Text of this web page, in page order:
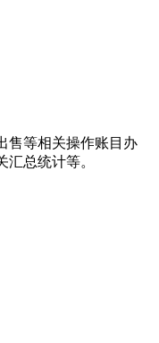
售等相关操作账目办
总统计等。